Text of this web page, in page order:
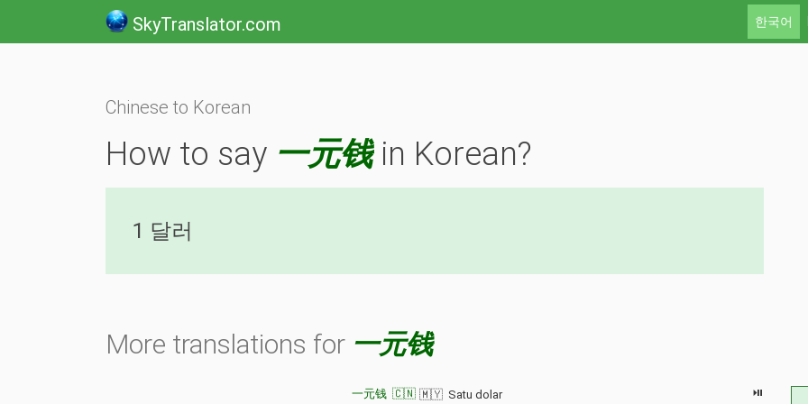
SkyTranslator.com 한국어
Chinese to Korean
How to say 一元钱in Korean?
1 달러
More translations for 一元钱
一元钱 🇨🇳 🇲🇾 Satu dolar ⏯